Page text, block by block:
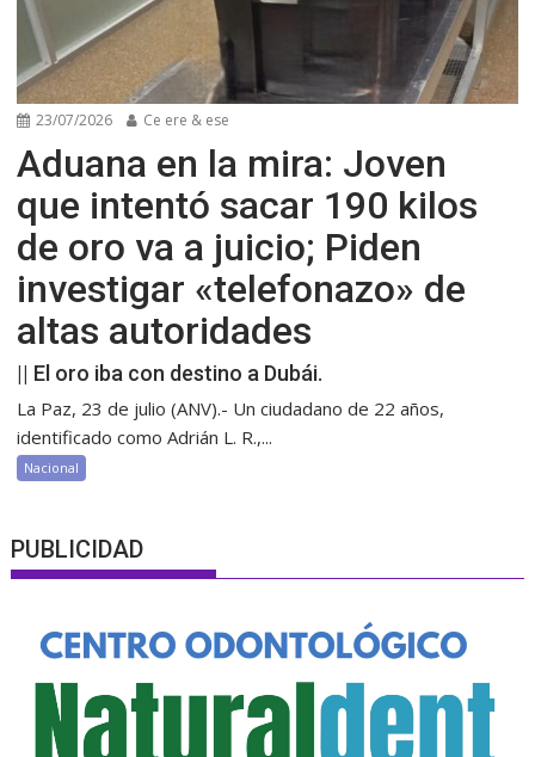
23/07/2026 Ce ere & ese
Aduana en la mira: Joven
que intentó sacar 190 kilos
de oro va a juicio; Piden
investigar «telefonazo» de
altas autoridades
|| El oro iba con destino a Dubái.
La Paz, 23 de julio (ANV).- Un ciudadano de 22 años,
identificado como Adrián L. R.,...
Nacional
PUBLICIDAD